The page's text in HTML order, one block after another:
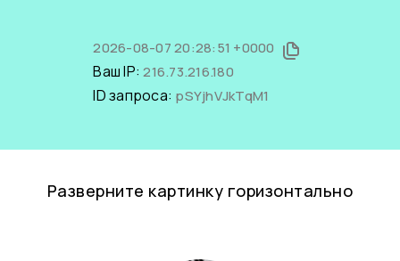
2026-08-07 20:28:51 +0000
Ваш IP:216.73.216.180
ID запроса: pSYjhVJkTqM1
Разверните картинку горизонтально